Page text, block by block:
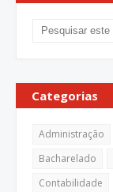
Categorias
Administração
Bacharelado
Contabilidade